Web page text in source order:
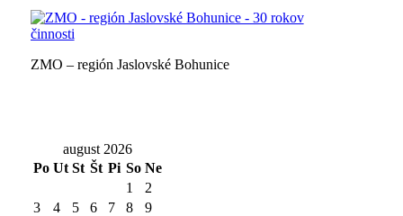
ZMO – región Jaslovské Bohunice
august 2026
Po Ut St Št Pi So Ne
1
2
3
4 5 6 7 8
9